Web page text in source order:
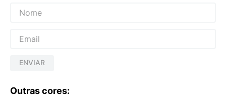
ENVIAR
Outras cores: